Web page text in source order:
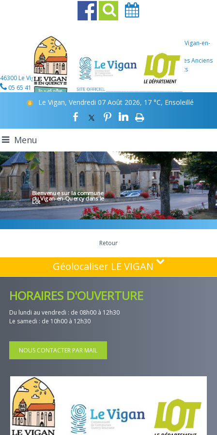
Mairie Le Vigan-en-
Quercy
107 Place des Anciens
Combattants
46300 Le Vigan-en-Quercy
05 65 41 12 46
Le Vigan, Vendredi 07 Août 2026, 17 °C, Ensoleillé
Menu
Bienvenue sur la commune
du Vigan-en-Quercydans le
Lot
Retour
Géolocaliser LE VIGAN
HORAIRES D'OUVERTURE
Du lundi au vendredi : de 08h00 à 12h30
Le samedi : de 10h00 à 12h30
NOUS CONTACTER PAR MAIL